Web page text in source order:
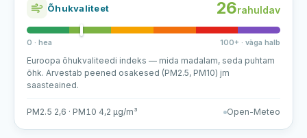
Õhukvaliteet 26rahuldav
0 · hea 100+ · väga halb
Euroopa õhukvaliteedi indeks — mida madalam, seda puhtam
õhk. Arvestab peened osakesed (PM2.5, PM10) jm
saasteained.
PM2.5 2,6 · PM10 4,2 µg/m³ Open-Meteo